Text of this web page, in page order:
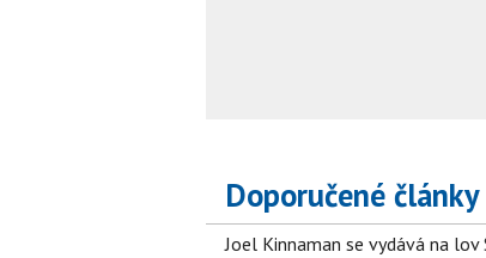
Doporučené články
Joel Kinnaman se vydává na